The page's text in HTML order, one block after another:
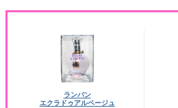
ランバン
エクラドゥアルページュ